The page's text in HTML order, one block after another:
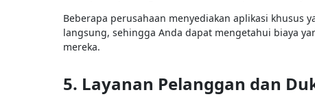
Beberapa perusahaan menyediakan aplikasi khusus
langsung, sehingga Anda dapat mengetahui biaya
mereka.
5. Layanan Pelanggan dan